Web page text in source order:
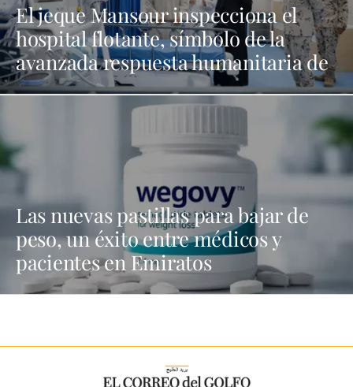
El jeque Mansour inspecciona el
hospital flotante, símbolo de la
avanzada respuesta humanitaria de
EAU
Las nuevas pastillas para bajar de
peso, un éxito entre médicos y
pacientes en Emiratos